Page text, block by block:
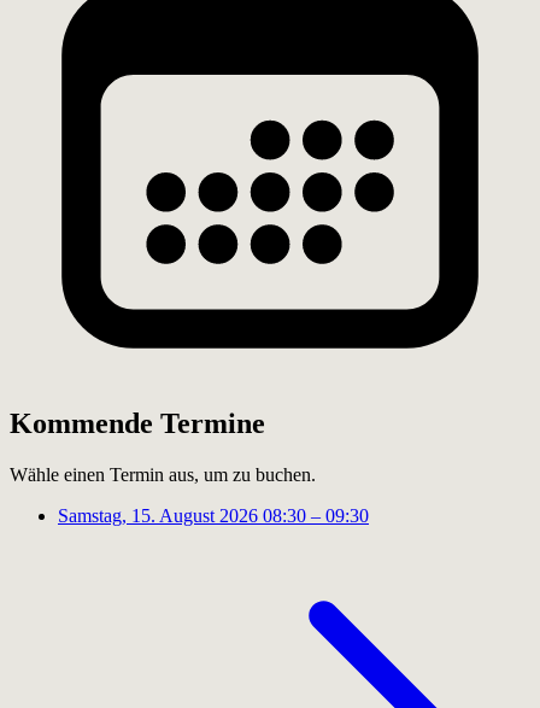
Kommende Termine
Wähle einen Termin aus, um zu buchen.
Samstag, 15. August 2026 08:30 – 09:30